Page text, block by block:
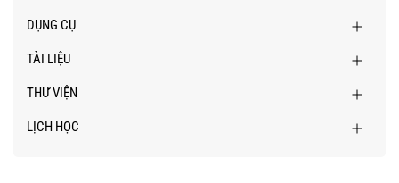
DỤNG CỤ
TÀI LIỆU
THƯ VIỆN
LỊCH HỌC